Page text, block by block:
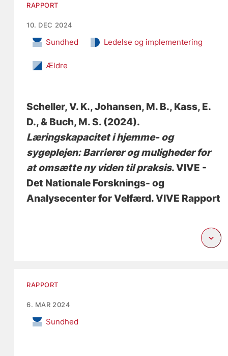
RAPPORT
10. DEC 2024
Sundhed Ledelse og implementering
Ældre
Scheller, V. K., Johansen, M. B., Kass, E.
D., & Buch, M. S. (2024).
Læringskapacitet i hjemme- og
sygeplejen: Barrierer og muligheder for
at omsætte ny viden til praksis. VIVE -
Det Nationale Forsknings- og
Analysecenter for Velfærd. VIVE Rapport
RAPPORT
6. MAR 2024
Sundhed